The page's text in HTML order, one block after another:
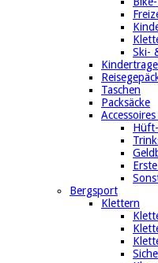
Ski-
Taschen
Packsäcke
Bergsport
Klettern